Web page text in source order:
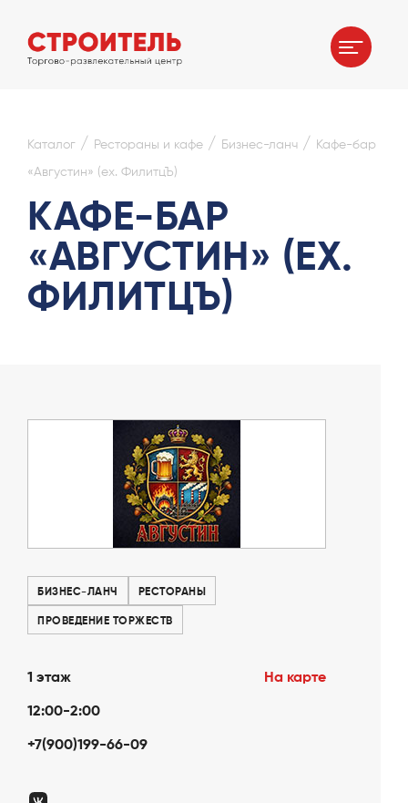
Каталог / Рестораны и кафе / Бизнес-ланч / Кафе-бар
«Августин» (ex. ФилитцЪ)
КАФЕ-БАР
«АВГУСТИН» (EX.
ФИЛИТЦЪ)
БИЗНЕС-ЛАНЧ РЕСТОРАНЫ
ПРОВЕДЕНИЕ ТОРЖЕСТВ
1 этаж На карте
12:00-2:00
+7(900)199-66-09